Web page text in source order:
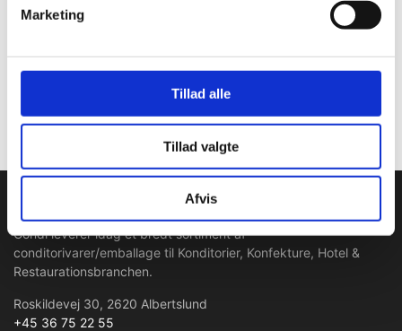
Marketing
Tillad alle
Tillad valgte
Afvis
12403
Manitoba cream 5 kg
Condi leverer idag et bredt sortiment af
conditorivarer/emballage til Konditorier, Konfekture, Hotel &
Restaurationsbranchen.
Roskildevej 30, 2620 Albertslund
+45 36 75 22 55